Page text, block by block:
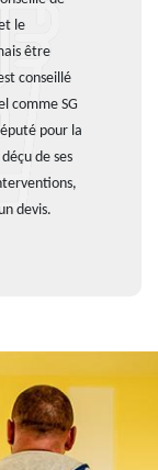
le
être
conseillé
comme SG
pour la
de ses
devis.